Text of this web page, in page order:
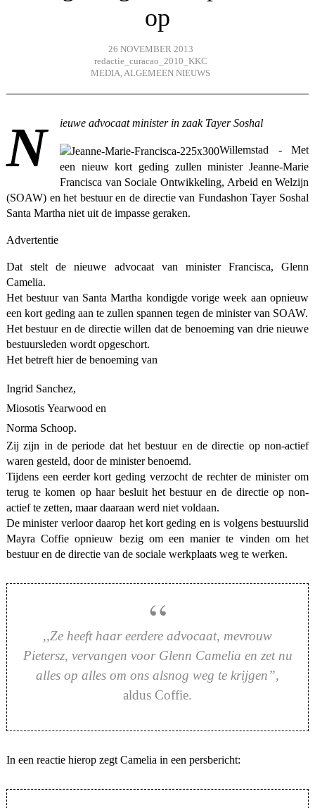
op
26 NOVEMBER 2013
redactie_curacao_2010_KKC
MEDIA,ALGEMEEN NIEUWS
Nieuwe advocaat minister in zaak Tayer Soshal
Willemstad - Met
een nieuw kort geding zullen minister Jeanne-Marie
Francisca van Sociale Ontwikkeling, Arbeid en Welzijn
(SOAW) en het bestuur en de directie van Fundashon Tayer Soshal
Santa Martha niet uit de impasse geraken.
Advertentie
Dat stelt de nieuwe advocaat van minister Francisca, Glenn
Camelia.
Het bestuur van Santa Martha kondigde vorige week aan opnieuw
een kort geding aan te zullen spannen tegen de minister van SOAW.
Het bestuur en de directie willen dat de benoeming van drie nieuwe
bestuursleden wordt opgeschort.
Het betreft hier de benoeming van
Ingrid Sanchez,
Miosotis Yearwood en
Norma Schoop.
Zij zijn in de periode dat het bestuur en de directie op non-actief
waren gesteld, door de minister benoemd.
Tijdens een eerder kort geding verzocht de rechter de minister om
terug te komen op haar besluit het bestuur en de directie op non-
actief te zetten, maar daaraan werd niet voldaan.
De minister verloor daarop het kort geding en is volgens bestuurslid
Mayra Coffie opnieuw bezig om een manier te vinden om het
bestuur en de directie van de sociale werkplaats weg te werken.
,,Ze heeft haar eerdere advocaat, mevrouw
Pietersz, vervangen voor Glenn Camelia en zet nu
alles op alles om ons alsnog weg te krijgen”,
aldus Coffie.
In een reactie hierop zegt Camelia in een persbericht: